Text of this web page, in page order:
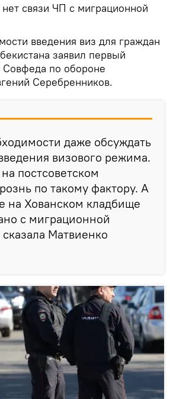
связи ЧП с миграционной
введения виз для граждан
заявил первый
Совфеда по обороне
Серебренников.
даже обсуждать
визового режима.
постсоветском
по такому фактору. А
на Хованском кладбище
с миграционной
Матвиенко